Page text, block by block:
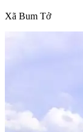
Xã Bum Tở